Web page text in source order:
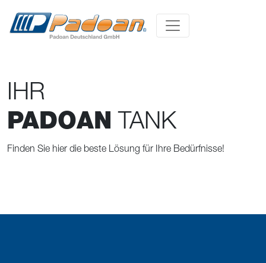
IHR
PADOAN TANK
Finden Sie hier die beste Lösung für Ihre Bedürfnisse!